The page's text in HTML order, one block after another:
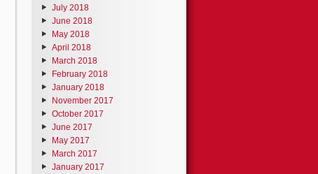
July 2018
June 2018
May 2018
April 2018
March 2018
February 2018
January 2018
November 2017
October 2017
June 2017
May 2017
March 2017
January 2017